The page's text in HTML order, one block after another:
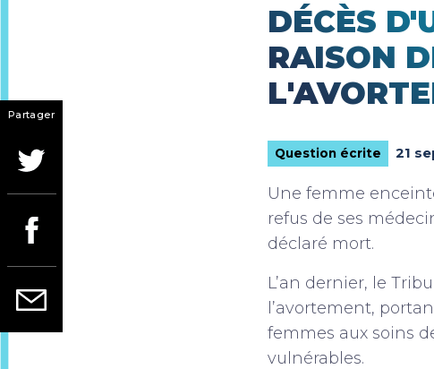
Partager
DÉCÈS
RAISON
Question écrite 21
Une femme
refus de ses
déclaré mort.
L’an dernier, le
l’avortement,
femmes aux soins
vulnérables.